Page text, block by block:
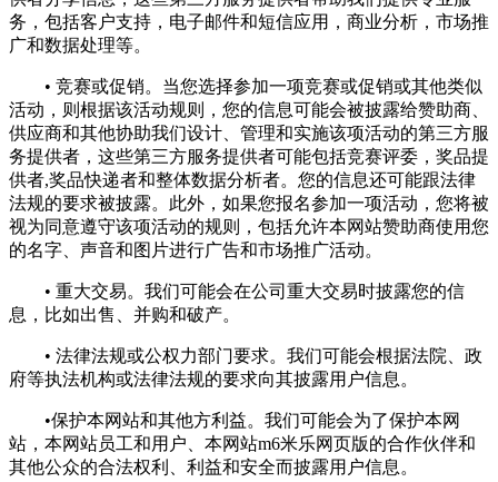
务，包括客户支持，电子邮件和短信应用，商业分析，市场推
广和数据处理等。
• 竞赛或促销。当您选择参加一项竞赛或促销或其他类似
活动，则根据该活动规则，您的信息可能会被披露给赞助商、
供应商和其他协助我们设计、管理和实施该项活动的第三方服
务提供者，这些第三方服务提供者可能包括竞赛评委，奖品提
供者,奖品快递者和整体数据分析者。您的信息还可能跟法律
法规的要求被披露。此外，如果您报名参加一项活动，您将被
视为同意遵守该项活动的规则，包括允许本网站赞助商使用您
的名字、声音和图片进行广告和市场推广活动。
• 重大交易。我们可能会在公司重大交易时披露您的信
息，比如出售、并购和破产。
• 法律法规或公权力部门要求。我们可能会根据法院、政
府等执法机构或法律法规的要求向其披露用户信息。
•保护本网站和其他方利益。我们可能会为了保护本网
站，本网站员工和用户、本网站m6米乐网页版的合作伙伴和
其他公众的合法权利、利益和安全而披露用户信息。